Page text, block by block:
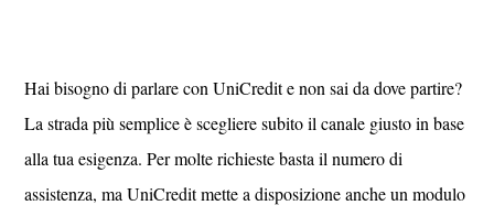
Hai bisogno di parlare con UniCredit e non sai da dove partire?
La strada più semplice è scegliere subito il canale giusto in base
alla tua esigenza. Per molte richieste basta il numero di
assistenza, ma UniCredit mette a disposizione anche un modulo